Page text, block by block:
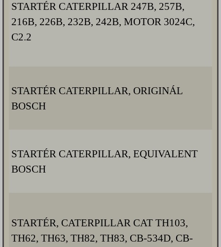
STARTÉR CATERPILLAR 247B, 257B,
216B, 226B, 232B, 242B, MOTOR 3024C,
C2.2
STARTÉR CATERPILLAR, ORIGINÁL
BOSCH
STARTÉR CATERPILLAR, EQUIVALENT
BOSCH
STARTÉR, CATERPILLAR CAT TH103,
TH62, TH63, TH82, TH83, CB-534D, CB-